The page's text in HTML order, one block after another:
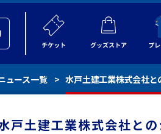
ュース一覧 水戸土建工業株式会社
戸土建工業株式会社と